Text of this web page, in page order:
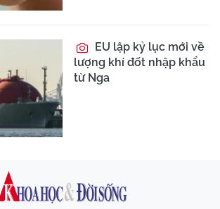
EU lập kỷ lục mới về
lượng khí đốt nhập khẩu
từ Nga